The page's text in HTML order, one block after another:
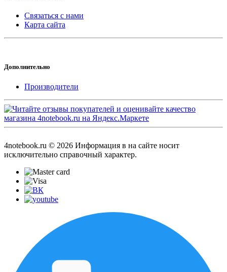
Связаться с нами
Карта сайта
Дополнительно
Производители
4notebook.ru © 2026 Информация в на сайте носит
исключительно справочный характер.